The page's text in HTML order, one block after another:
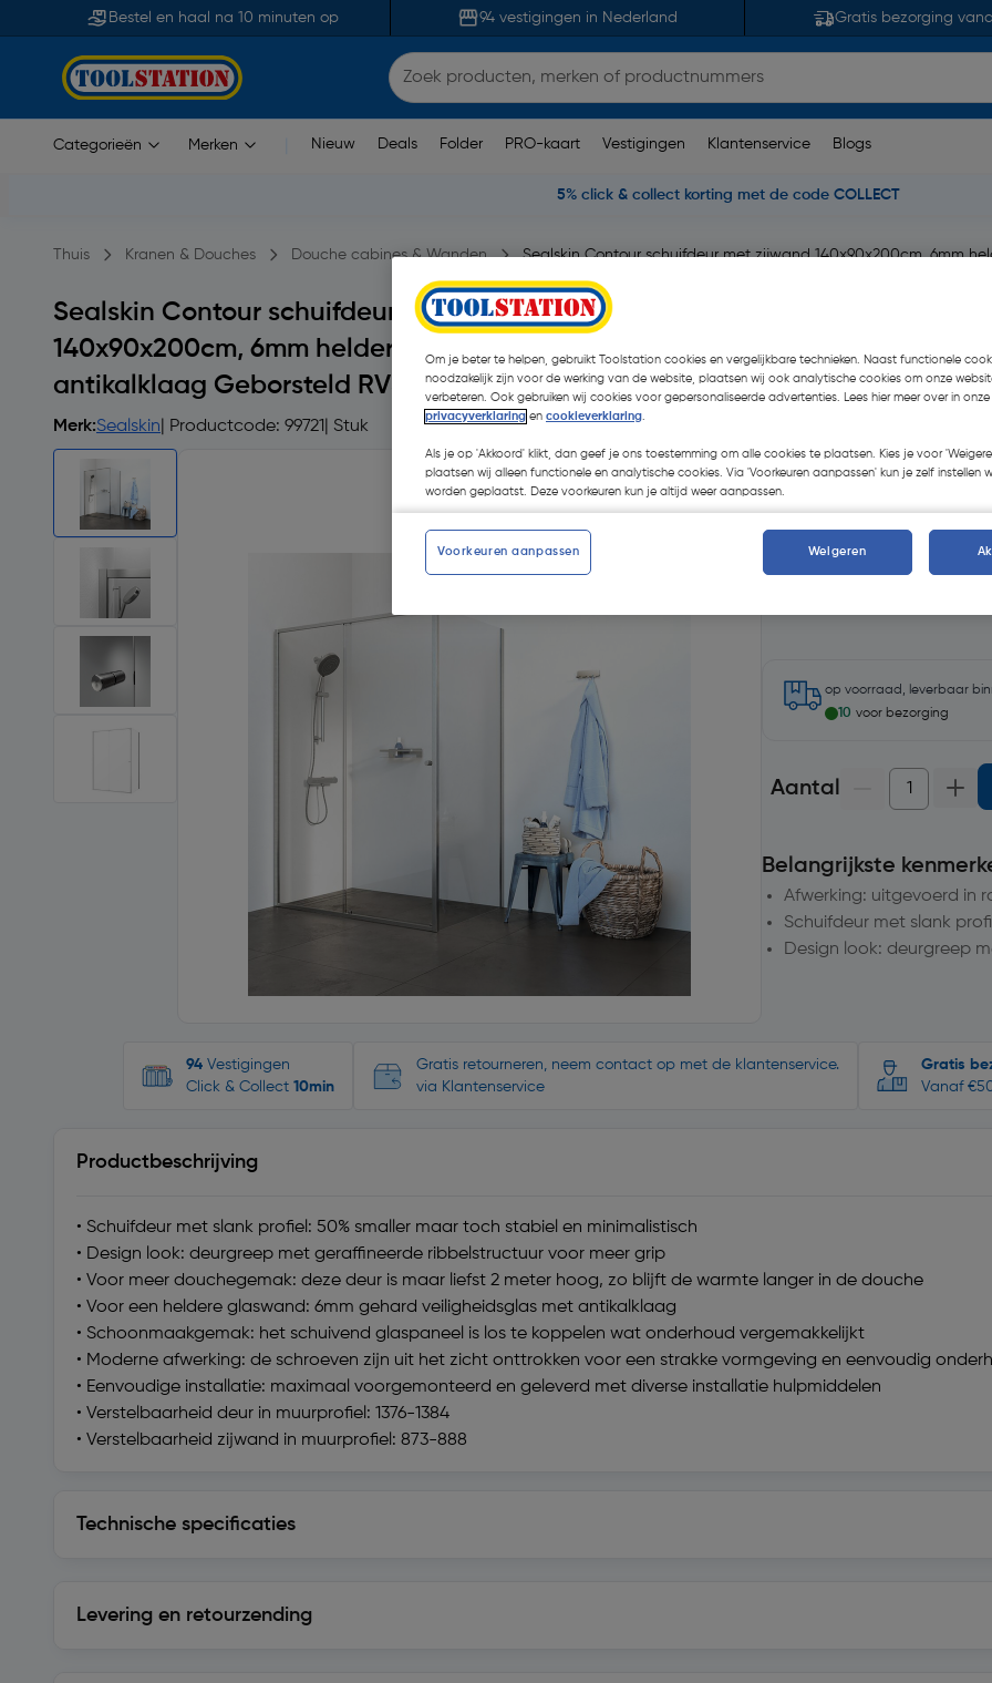
Bestel en haal na 10 minuten op 94 vestigingen in Nederland Gratis bezorging
Categorieën Merken Nieuw Deals Folder PRO-kaart Vestigingen Klantenservice Blogs
5% click & collect korting met de code COLLECT
Thuis Kranen & Douches Douche cabines & Wanden Sealskin Contour schuifdeur met zijwand 140x90x200cm, 6mm
Sealskin Contour schuifdeur met zijwand
140x90x200cm, 6mm helder veiligheidsglas met
antikalklaag Geborsteld RVS
Merk:Sealskin | Productcode: 99721 | Stuk
€ 749,00| Excl. btw €
Kies productvariant
op voorraad, leverbaar
10 voor bezorging
Aantal
Belangrijkste
Afwerking: uitgevoerd in
Schuifdeur met slank
Design look: deurgreep
94 Vestigingen
Click & Collect 10min
Gratis retourneren, neem contact op met de klantenservice.
via Klantenservice
Gratis
Vanaf
Productbeschrijving
• Schuifdeur met slank profiel: 50% smaller maar toch stabiel en minimalistisch
• Design look: deurgreep met geraffineerde ribbelstructuur voor meer grip
• Voor meer douchegemak: deze deur is maar liefst 2 meter hoog, zo blijft de warmte langer in de douche
• Voor een heldere glaswand: 6mm gehard veiligheidsglas met antikalklaag
• Schoonmaakgemak: het schuivend glaspaneel is los te koppelen wat onderhoud vergemakkelijkt
• Moderne afwerking: de schroeven zijn uit het zicht onttrokken voor een strakke vormgeving en eenvoudig
• Eenvoudige installatie: maximaal voorgemonteerd en geleverd met diverse installatie hulpmiddelen
• Verstelbaarheid deur in muurprofiel: 1376-1384
• Verstelbaarheid zijwand in muurprofiel: 873-888
Technische specificaties
Levering en retourzending
Om je beter te helpen, gebruikt Toolstation cookies en vergelijkbare technieken. Naast functionele
noodzakelijk zijn voor de werking van de website, plaatsen wij ook analytische cookies om onze
verbeteren. Ook gebruiken wij cookies voor gepersonaliseerde advertenties. Lees hier meer over in onze
privacyverklaring en cookieverklaring.
Als je op 'Akkoord' klikt, dan geef je ons toestemming om alle cookies te plaatsen. Kies je voor
plaatsen wij alleen functionele en analytische cookies. Via 'Voorkeuren aanpassen' kun je zelf instellen
worden geplaatst. Deze voorkeuren kun je altijd weer aanpassen.
Voorkeuren aanpassen Weigeren